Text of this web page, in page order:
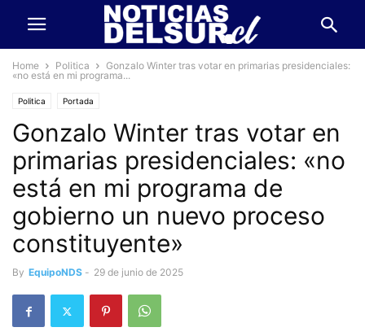
Home Politica
Gonzalo Winter tras votar en primarias presidenciales:
«no está en mi programa...
Politica Portada
Gonzalo Winter tras votar en
primarias presidenciales: «no
está en mi programa de
gobierno un nuevo proceso
constituyente»
By EquipoNDS - 29 de junio de 2025